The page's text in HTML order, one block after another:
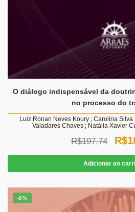
O diálogo indispensável da
no processo do
Luiz Ronan Neves Koury ; Carolina
Valadares Chaves ; Natália Xavier
R$197,74
O
era:
R$
Adicionar ao
-8%